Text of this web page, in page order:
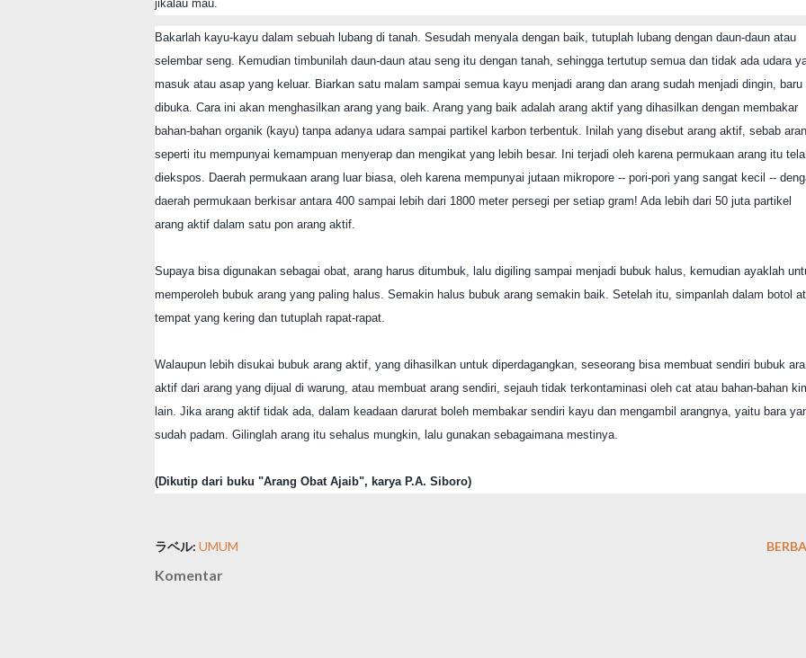
jikalau mau.
Bakarlah kayu-kayu dalam sebuah lubang di tanah. Sesudah menyala dengan baik, tutuplah lubang dengan daun-daun atau
selembar seng. Kemudian timbunilah daun-daun atau seng itu dengan tanah, sehingga tertutup semua dan tidak ada udara
masuk atau asap yang keluar. Biarkan satu malam sampai semua kayu menjadi arang dan arang sudah menjadi dingin, baru
dibuka. Cara ini akan menghasilkan arang yang baik. Arang yang baik adalah arang aktif yang dihasilkan dengan membakar
bahan-bahan organik (kayu) tanpa adanya udara sampai partikel karbon terbentuk. Inilah yang disebut arang aktif, sebab
seperti itu mempunyai kemampuan menyerap dan mengikat yang lebih besar. Ini terjadi oleh karena permukaan arang itu
diekspos. Daerah permukaan arang luar biasa, oleh karena mempunyai jutaan mikropore -- pori-pori yang sangat kecil --
daerah permukaan berkisar antara 400 sampai lebih dari 1800 meter persegi per setiap gram! Ada lebih dari 50 juta partikel
arang aktif dalam satu pon arang aktif.
Supaya bisa digunakan sebagai obat, arang harus ditumbuk, lalu digiling sampai menjadi bubuk halus, kemudian ayaklah
memperoleh bubuk arang yang paling halus. Semakin halus bubuk arang semakin baik. Setelah itu, simpanlah dalam botol
tempat yang kering dan tutuplah rapat-rapat.
Walaupun lebih disukai bubuk arang aktif, yang dihasilkan untuk diperdagangkan, seseorang bisa membuat sendiri bubuk
aktif dari arang yang dijual di warung, atau membuat arang sendiri, sejauh tidak terkontaminasi oleh cat atau bahan-bahan
lain. Jika arang aktif tidak ada, dalam keadaan darurat boleh membakar sendiri kayu dan mengambil arangnya, yaitu bara
sudah padam. Gilinglah arang itu sehalus mungkin, lalu gunakan sebagaimana mestinya.
(Dikutip dari buku "Arang Obat Ajaib", karya P.A. Siboro)
ラベル: UMUM
Komentar